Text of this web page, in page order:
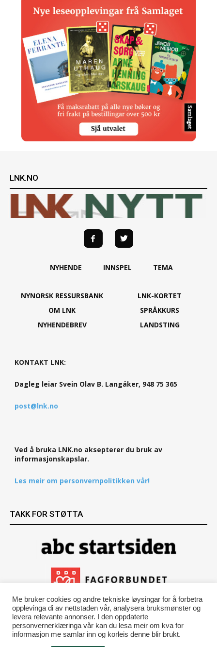
LNK.NO
NYHENDE INNSPEL TEMA
NYNORSK RESSURSBANK
OM LNK
NYHENDEBREV
LNK-KORTET
SPRÅKKURS
LANDSTING
KONTAKT LNK:
Dagleg leiar Svein Olav B. Langåker, 948 75 365
post@lnk.no
Ved å bruka LNK.no aksepterer du bruk av
informasjonskapslar.
Les meir om personvernpolitikken vår!
TAKK FOR STØTTA
Me bruker cookies og andre tekniske løysingar for å forbetra
opplevinga di av nettstaden vår, analysera bruksmønster og
levera relevante annonser. I den oppdaterte
personvernerklæringa vår kan du lesa meir om kva for
informasjon me samlar inn og korleis denne blir brukt.